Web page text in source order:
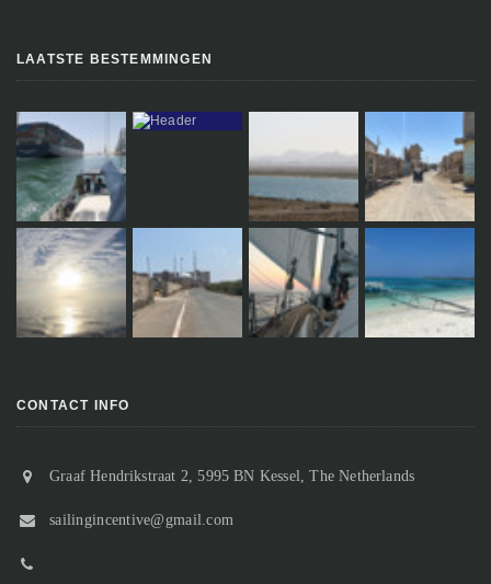
LAATSTE BESTEMMINGEN
CONTACT INFO
Graaf Hendrikstraat 2, 5995 BN Kessel, The Netherlands
sailingincentive@gmail.com